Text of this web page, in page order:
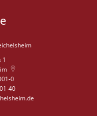
1
0
40